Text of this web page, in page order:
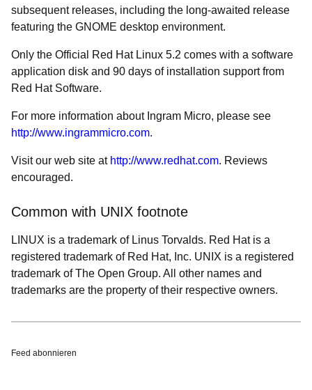
subsequent releases, including the long-awaited release
featuring the GNOME desktop environment.
Only the Official Red Hat Linux 5.2 comes with a software
application disk and 90 days of installation support from
Red Hat Software.
For more information about Ingram Micro, please see
http://www.ingrammicro.com.
Visit our web site at http://www.redhat.com. Reviews
encouraged.
Common with UNIX footnote
LINUX is a trademark of Linus Torvalds. Red Hat is a
registered trademark of Red Hat, Inc. UNIX is a registered
trademark of The Open Group. All other names and
trademarks are the property of their respective owners.
Feed abonnieren